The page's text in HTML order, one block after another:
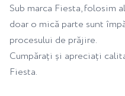
Sub marca Fiesta, folosim
doar o mică parte sunt
procesului de prăjire.
Cumpărați și apreciați
Fiesta.